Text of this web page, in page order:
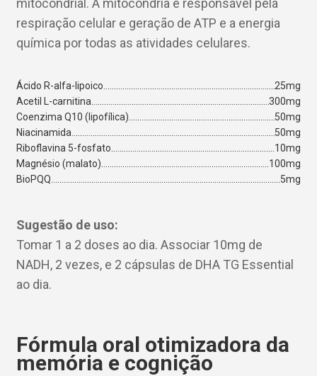
mitocondrial. A mitocôndria é responsável pela
respiração celular e geração de ATP e a energia
química por todas as atividades celulares.
Ácido R-alfa-lipoico
25mg
Acetil L-carnitina
300mg
Coenzima Q10 (lipofílica)
50mg
Niacinamida
50mg
Riboflavina 5-fosfato
10mg
Magnésio (malato)
100mg
BioPQQ
5mg
Sugestão de uso:
Tomar 1 a 2 doses ao dia. Associar 10mg de
NADH, 2 vezes, e 2 cápsulas de DHA TG Essential
ao dia.
Fórmula oral otimizadora da
memória e cognição